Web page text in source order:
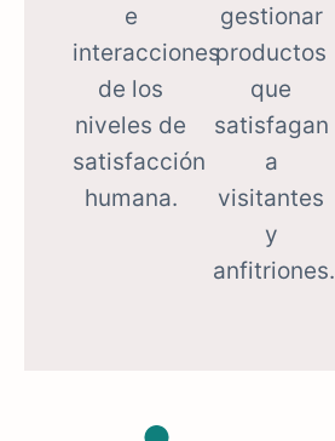
e
interacciones
de los
niveles de
satisfacción
humana.
gestionar
productos
que
satisfagan
a
visitantes
y
anfitriones.